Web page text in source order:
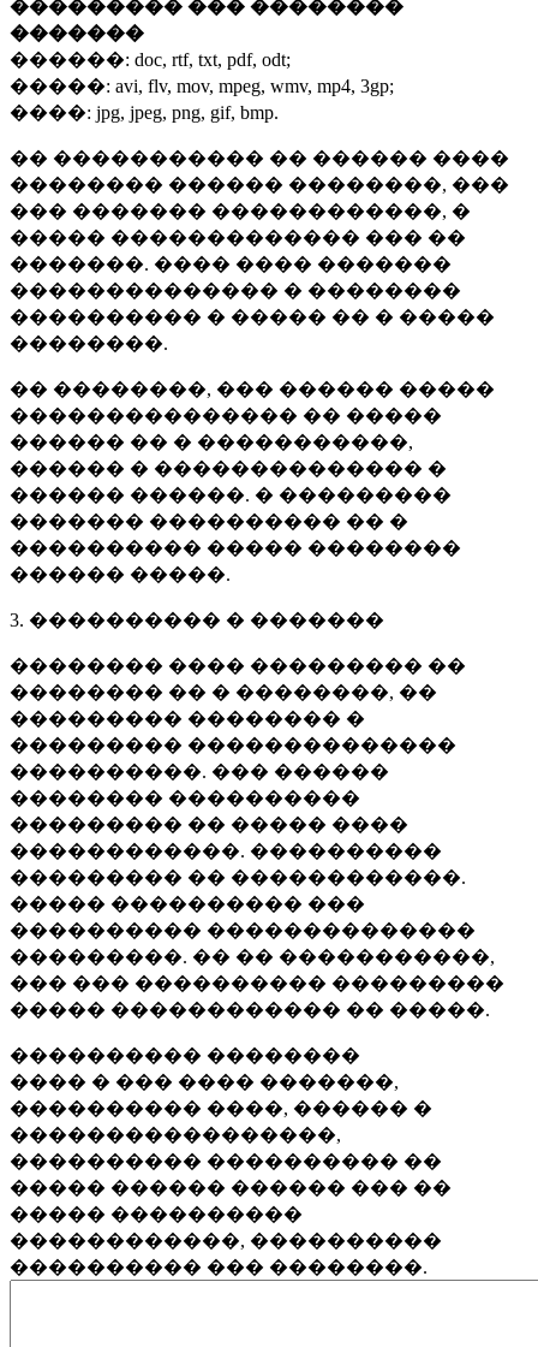
��������� ��� ��������
�������
������: doc, rtf, txt, pdf, odt;
�����: avi, flv, mov, mpeg, wmv, mp4, 3gp;
����: jpg, jpeg, png, gif, bmp.
�� ����������� �� ������ ����
�������� ������ ��������, ���
��� ������� ������������, �
����� ������������� ��� ��
�������. ���� ���� �������
�������������� � ��������
���������� � ����� �� � �����
��������.
�� ��������, ��� ������ �����
��������������� �� �����
������ �� � �����������,
������ � �������������� �
������ ������. � ���������
������� ���������� �� �
���������� ����� ��������
������ �����.
3. ���������� � �������
�������� ���� ��������� ��
�������� �� � ��������, ��
��������� �������� �
��������� ��������������
����������. ��� ������
�������� ����������
��������� �� ����� ����
������������. ����������
��������� �� ������������.
����� ���������� ���
���������� ��������������
���������. �� �� �����������,
��� ��� ���������� ���������
����� ������������ �� �����.
���������� ��������
���� � ��� ���� �������,
���������� ����, ������ �
�����������������,
���������� ���������� ��
����� ������ ������ ��� ��
����� ����������
������������, ����������
���������� ��� ��������.